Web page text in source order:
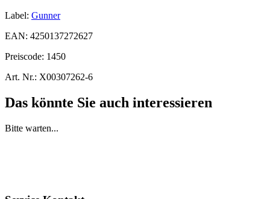
Label: Gunner
EAN: 4250137272627
Preiscode: 1450
Art. Nr.: X00307262-6
Das könnte Sie auch interessieren
Bitte warten...